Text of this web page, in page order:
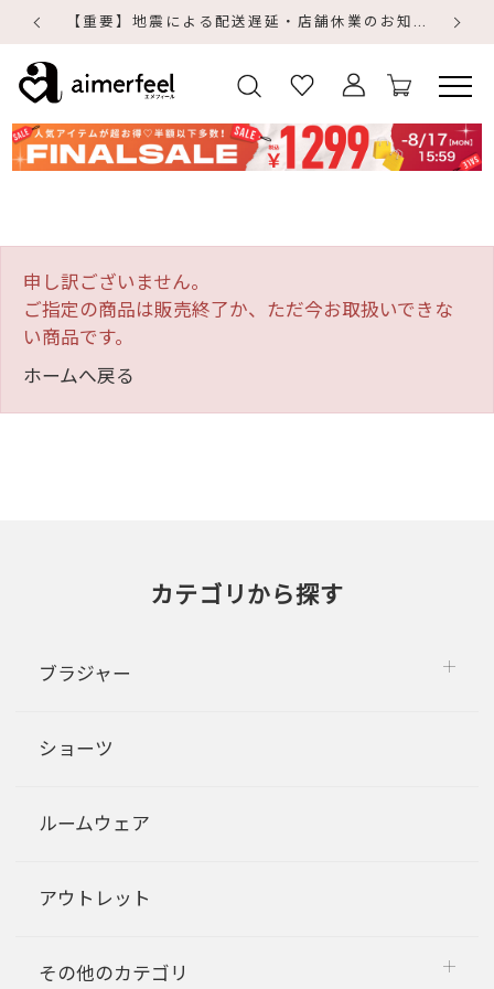
【重要】地震による配送遅延・店舗休業のお知らせ
申し訳ございません。
ご指定の商品は販売終了か、ただ今お取扱いできな
い商品です。
ホームへ戻る
カテゴリから探す
ブラジャー
ショーツ
ルームウェア
アウトレット
その他のカテゴリ